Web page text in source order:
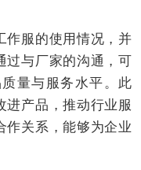
作服的使用情况，并
过与厂家的沟通，可
量与服务水平。此
进产品，推动行业服
作关系，能够为企业